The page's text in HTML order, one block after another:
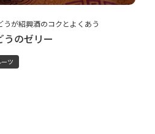
うが紹興酒のコクとよくあう
うのゼリー
ツ